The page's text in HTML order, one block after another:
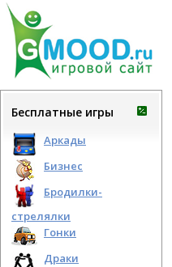
Бесплатные игры
Аркады
Бизнес
Бродилки-
стрелялки
Гонки
Драки